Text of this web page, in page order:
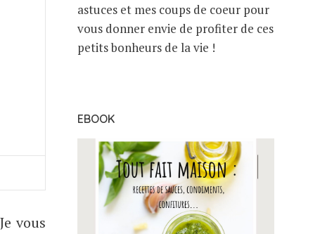
vous
astuces et mes coups de coeur pour
vous donner envie de profiter de ces
petits bonheurs de la vie !
EBOOK